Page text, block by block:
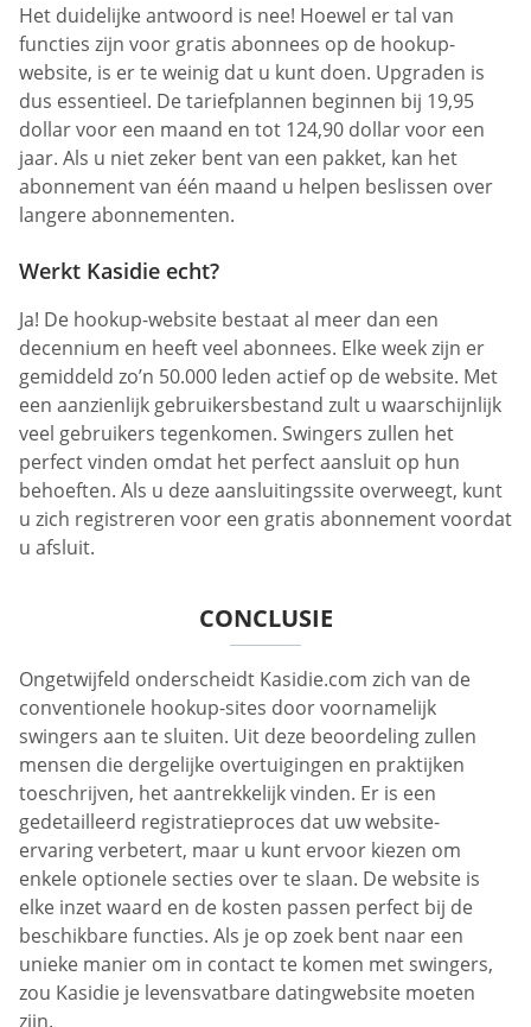
Het duidelijke antwoord is nee! Hoewel er tal van
functies zijn voor gratis abonnees op de hookup-
website, is er te weinig dat u kunt doen. Upgraden is
dus essentieel. De tariefplannen beginnen bij 19,95
dollar voor een maand en tot 124,90 dollar voor een
jaar. Als u niet zeker bent van een pakket, kan het
abonnement van één maand u helpen beslissen over
langere abonnementen.
Werkt Kasidie echt?
Ja! De hookup-website bestaat al meer dan een
decennium en heeft veel abonnees. Elke week zijn er
gemiddeld zo’n 50.000 leden actief op de website. Met
een aanzienlijk gebruikersbestand zult u waarschijnlijk
veel gebruikers tegenkomen. Swingers zullen het
perfect vinden omdat het perfect aansluit op hun
behoeften. Als u deze aansluitingssite overweegt, kunt
u zich registreren voor een gratis abonnement voordat
u afsluit.
CONCLUSIE
Ongetwijfeld onderscheidt Kasidie.com zich van de
conventionele hookup-sites door voornamelijk
swingers aan te sluiten. Uit deze beoordeling zullen
mensen die dergelijke overtuigingen en praktijken
toeschrijven, het aantrekkelijk vinden. Er is een
gedetailleerd registratieproces dat uw website-
ervaring verbetert, maar u kunt ervoor kiezen om
enkele optionele secties over te slaan. De website is
elke inzet waard en de kosten passen perfect bij de
beschikbare functies. Als je op zoek bent naar een
unieke manier om in contact te komen met swingers,
zou Kasidie je levensvatbare datingwebsite moeten
zijn.